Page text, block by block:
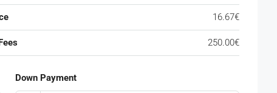
16.67€
250.00€
Down Payment